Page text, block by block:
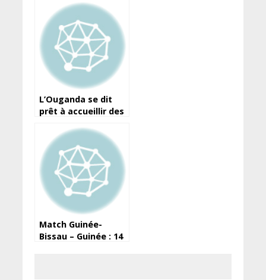
le ministre de la
Justice salue la
décision et
s’engage
L’Ouganda se dit
prêt à accueillir des
Match Guinée-
Bissau – Guinée : 14